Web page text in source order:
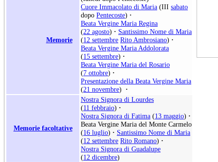
Memorie
Cuore Immacolato di Maria (III sabato
dopo Pentecoste) ·
Beata Vergine Maria Regina
(22 agosto) · Santissimo Nome di Maria
(12 settembre Rito Ambrosiano) ·
Beata Vergine Maria Addolorata
(15 settembre) ·
Beata Vergine Maria del Rosario
(7 ottobre) ·
Presentazione della Beata Vergine Maria
(21 novembre) ·
Memorie facoltative
Nostra Signora di Lourdes
(11 febbraio) ·
Nostra Signora di Fatima (13 maggio) ·
Beata Vergine Maria del Monte Carmelo
(16 luglio) · Santissimo Nome di Maria
(12 settembre Rito Romano) ·
Nostra Signora di Guadalupe
(12 dicembre)